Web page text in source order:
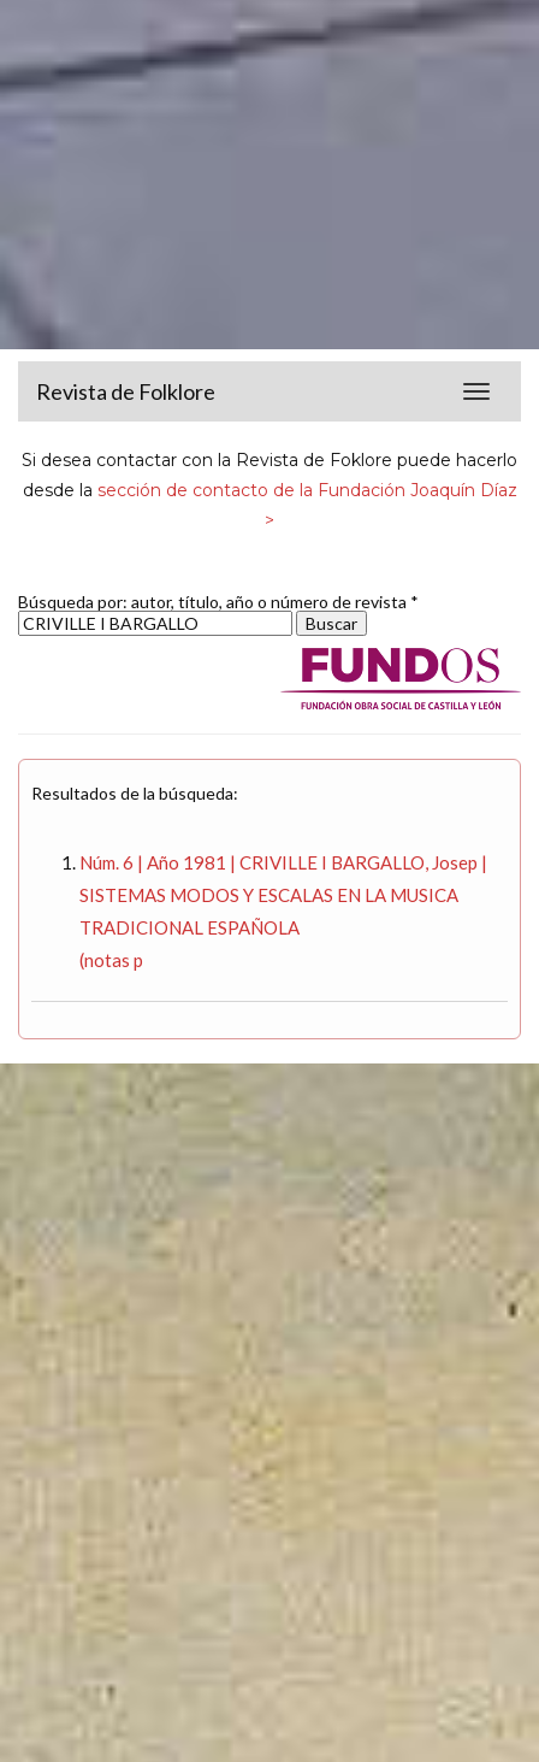
Toggle
Revista de Folklore
Si desea contactar con la Revista de Foklore puede hacerlo
desde la sección de contacto de la Fundación Joaquín Díaz
>
Búsqueda por: autor, título, año o número de revista *
Resultados de la búsqueda:
Núm. 6 | Año 1981 | CRIVILLE I BARGALLO, Josep |
SISTEMAS MODOS Y ESCALAS EN LA MUSICA
TRADICIONAL ESPAÑOLA
(notas p